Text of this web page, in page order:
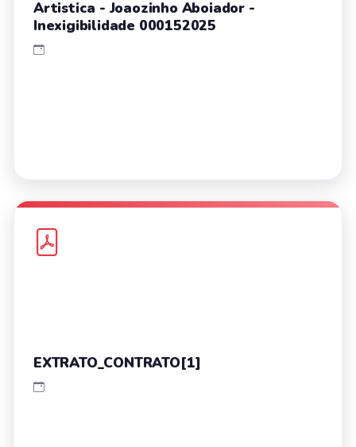
Artistica - Joaozinho Aboiador -
Inexigibilidade 000152025
EXTRATO_CONTRATO[1]